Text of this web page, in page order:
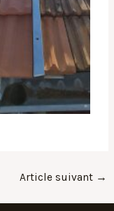
Article suivant →